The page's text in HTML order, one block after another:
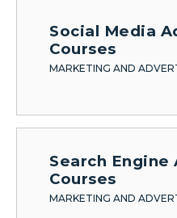
Social Media
Courses
MARKETING AND
Search
Courses
MARKETING AND